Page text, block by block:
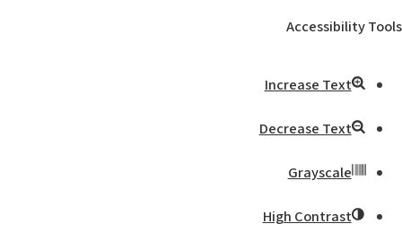
Accessibility Tools
Increase Text
Decrease Text
Grayscale
High Contrast